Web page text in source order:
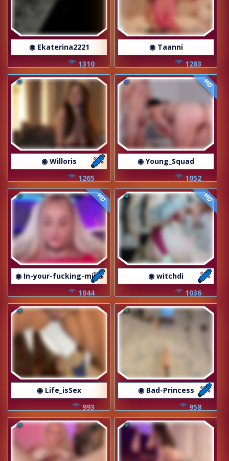
◉ Ekaterina2221
1310
◉ Taanni
1283
◉ Willoris
1265
HD
◉ Young_Squad
1052
HD
◉ In-your-fucking-mind
1044
HD
◉ witchdi
1036
◉ Life_isSex
993
◉ Bad-Princess
958